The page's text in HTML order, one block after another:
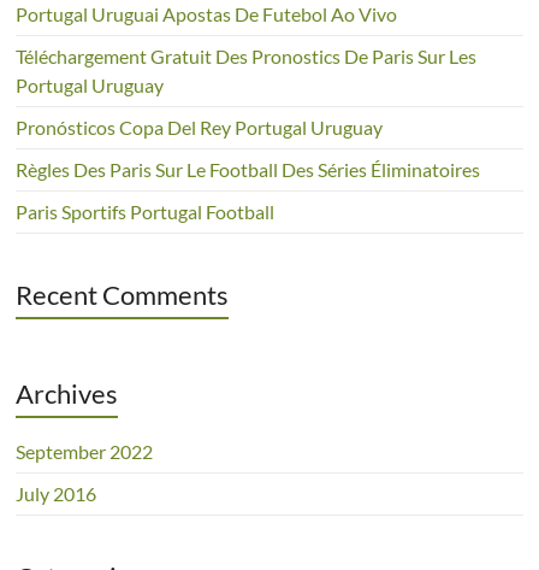
Portugal Uruguai Apostas De Futebol Ao Vivo
Téléchargement Gratuit Des Pronostics De Paris Sur Les
Portugal Uruguay
Pronósticos Copa Del Rey Portugal Uruguay
Règles Des Paris Sur Le Football Des Séries Éliminatoires
Paris Sportifs Portugal Football
Recent Comments
Archives
September 2022
July 2016